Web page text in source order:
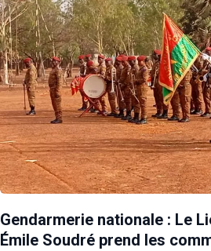
Gendarmerie nationale : Le
Émile Soudré prend les